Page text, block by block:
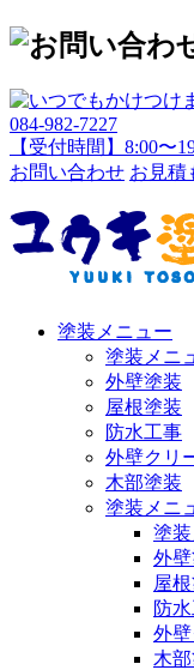
084-982-7227
【受付時間】8:00〜
お問い合わせ お見積
塗装メニュー
塗装メニ
外壁塗装
屋根塗装
防水工事
外壁クリ
木部塗装
塗装メニ
塗
外
屋
防
外
木